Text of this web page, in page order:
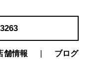
舗情報 ブログ